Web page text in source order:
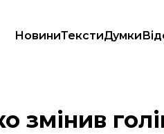
НовиниТекстиДумки
Києва
змінив